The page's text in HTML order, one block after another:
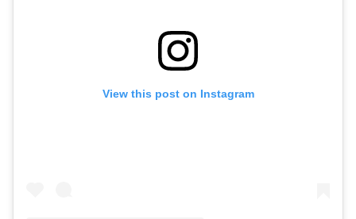
View this post on Instagram